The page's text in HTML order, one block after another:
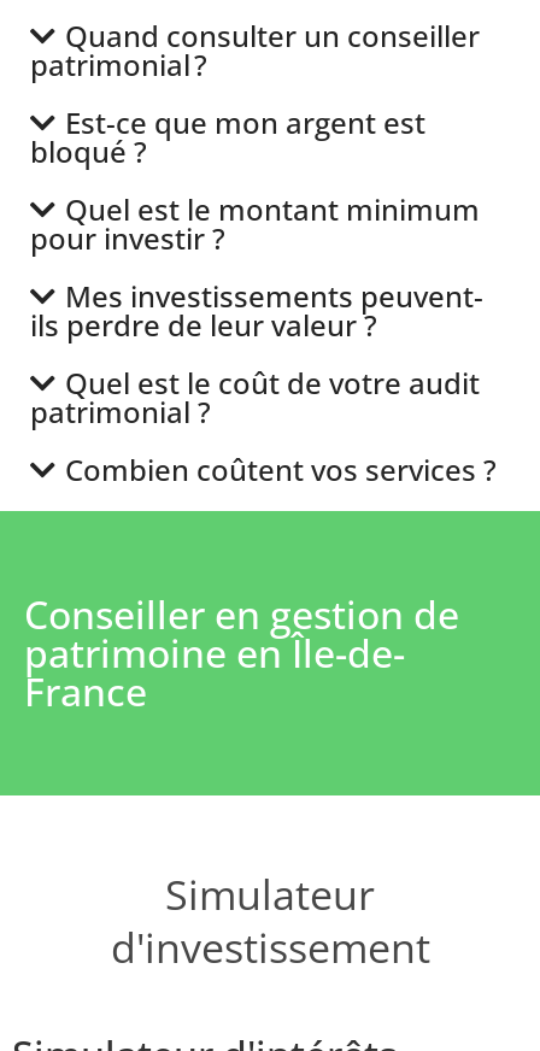
Quand consulter un conseiller
patrimonial ?
Est-ce que mon argent est
bloqué ?
Quel est le montant minimum
pour investir ?
Mes investissements peuvent-
ils perdre de leur valeur ?
Quel est le coût de votre audit
patrimonial ?
Combien coûtent vos services ?
Conseiller en gestion de
patrimoine en Île-de-
France
Simulateur
d'investissement